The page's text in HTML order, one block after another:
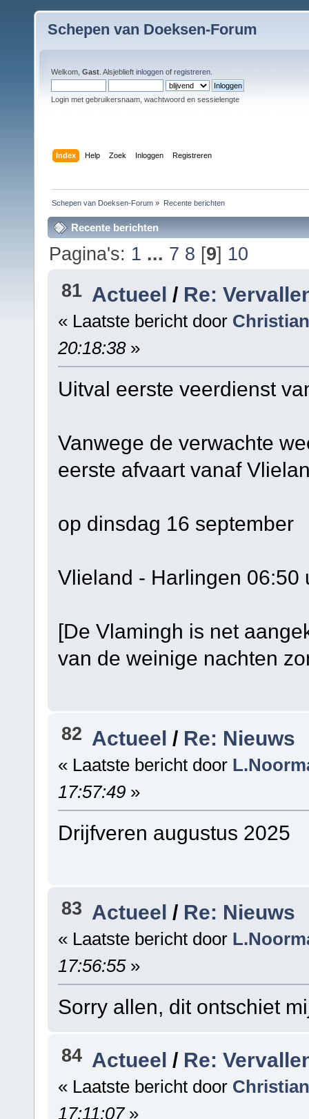
Schepen van Doeksen-Forum
Welkom, Gast . Alsjeblieft inloggen of registreren
Login met gebruikersnaam, wachtwoord en sessielengte
Index Help Zoek Inloggen Registreren
Schepen van Doeksen-Forum » Recente berichten
Recente berichten
Pagina's: 1 ... 7 8 [9] 10
81 Actueel / Re:
« Laatste bericht door Christian
20:18:38»
Uitval eerste veerdienst
Vanwege de verwachte
eerste afvaart vanaf
op dinsdag 16 september
Vlieland - Harlingen 06:50
[De Vlamingh is net
van de weinige nachten
82 Actueel / Re: Nieuws
« Laatste bericht door
17:57:49»
Drijfveren augustus 2025
83 Actueel / Re: Nieuws
« Laatste bericht door
17:56:55»
Sorry allen, dit ontschiet
84 Actueel / Re:
« Laatste bericht door Christian
17:11:07»